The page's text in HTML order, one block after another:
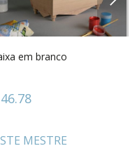
em branco
46.78
MESTRE